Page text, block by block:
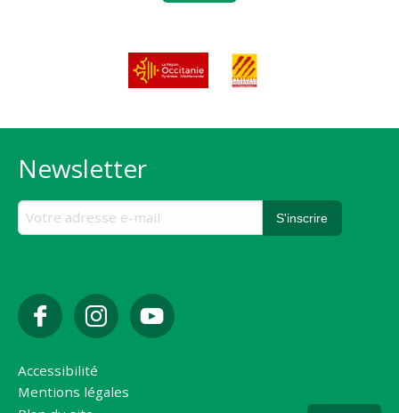
Newsletter
Accessibilité
Mentions légales